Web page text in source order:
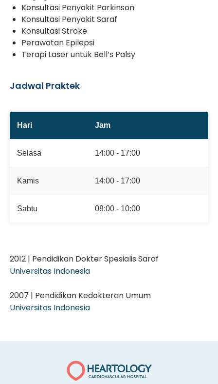
Konsultasi Penyakit Parkinson
Konsultasi Penyakit Saraf
Konsultasi Stroke
Perawatan Epilepsi
Terapi Laser untuk Bell’s Palsy
Jadwal Praktek
Hari Jam
Selasa 14:00 - 17:00
Kamis 14:00 - 17:00
Sabtu 08:00 - 10:00
2012 | Pendidikan Dokter Spesialis Saraf
Universitas Indonesia
2007 | Pendidikan Kedokteran Umum
Universitas Indonesia